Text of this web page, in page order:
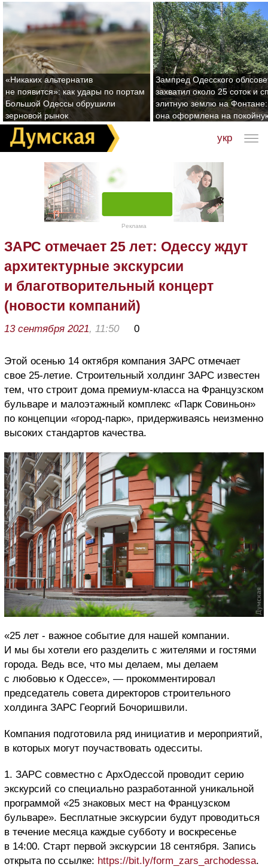
«Никаких альтернатив
не появится»: как удары по портам
Большой Одессы обрушили
зерновой рынок
Зампред Одесского
захватил около 25 соток и
элитную землю на Фонтане:
она оформлена на
укр
Реклама
ЗАРС отмечает 25 лет: Одессу ждут
архитектурные экскурсии
и благотворительный концерт
(новости компаний)
13 сентября 2021, 11:50 0
Этой осенью 14 октября компания ЗАРС отмечает
свое 25-летие. Строительный холдинг ЗАРС известен
тем, что строит дома премиум-класса на Французском
бульваре и малоэтажный комплекс «Парк Совиньон»
по концепции «город-парк», придерживаясь неизменно
высоких стандартов качества.
«25 лет - важное событие для нашей компании.
И мы бы хотели его разделить с жителями и гостями
города. Ведь все, что мы делаем, мы делаем
с любовью к Одессе», — прокомментировал
председатель совета директоров строительного
холдинга ЗАРС Георгий Бочоришвили.
Компания подготовила ряд инициатив и мероприятий,
в которых могут поучаствовать одесситы.
1. ЗАРС совместно с АрхОдессой проводит серию
экскурсий со специально разработанной уникальной
программой «25 знаковых мест на Французском
бульваре». Бесплатные экскурсии будут проводиться
в течение месяца каждые субботу и воскресенье
в 14:00. Старт первой экскурсии 18 сентября. Запись
открыта по ссылке: https://bit.ly/form_zars_archodessa.